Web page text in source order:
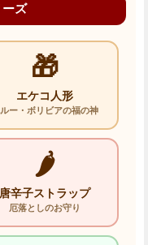
ズ
🎁
エケコ人形
ー・ボリビアの福の神
🌶️
唐辛子ストラップ
厄落としのお守り